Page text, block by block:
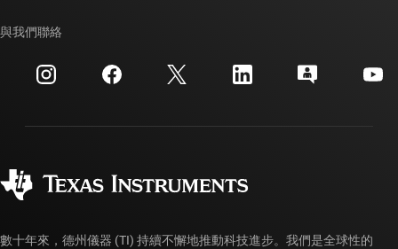
投資人關系
製造
交互參考搜索
客戶支援中心
myTI 帳戶常見問題解答
訂購 FAQ
與我們聯絡
數十年來，德州儀器 (TI) 持續不懈地推動科技進步。我們是全球性的